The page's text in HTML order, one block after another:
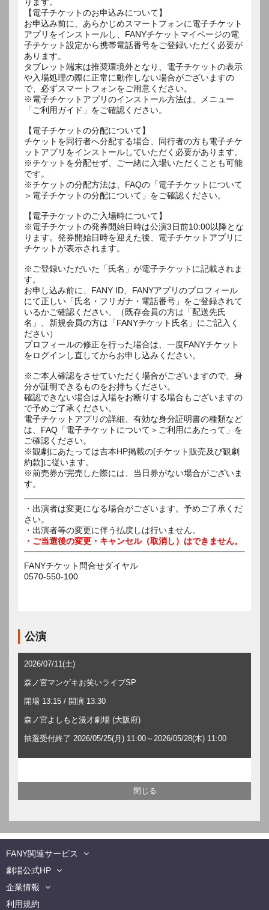
【電子チケットのお申込みについて】
お申込み前に、あらかじめスマートフォンに電子チケット
アプリをインストールし、FANYチケットマイページの電
子チケット設定から携帯電話番号をご登録いただく必要が
あります。
タブレット端末は推奨環境外となり、電子チケットの表示
や入場処理の際に正常に動作しない場合がございますの
で、必ずスマートフォンをご用意ください。
※電子チケットアプリのインストール方法は、メニュー
「ご利用ガイド」をご確認ください。
【電子チケットの分配について】
チケットを同行者へ分配する場合、同行者の方も電子チケ
ットアプリをインストールしていただく必要があります。
※チケットを分配せず、ご一緒に入場いただくことも可能
です。
※チケットの分配方法は、FAQの「電子チケットについて
＞電子チケットの分配について」をご確認ください。
【電子チケットのご入場時について】
※電子チケットの発券開始日時は公演3日前10:00以降とな
ります。発券開始日時を迎えた後、電子チケットアプリに
チケットが表示されます。
※ご登録いただいた「氏名」が電子チケットに記載されま
す。
お申し込み前に、FANY ID、FANYアプリのプロフィール
にて正しい「氏名・フリガナ・電話番号」をご登録されて
いるかご確認ください。（既存会員の方は「配送先氏
名」、新規会員の方は「FANYチケット氏名」にご記入く
ださい）
プロフィールの修正を行った場合は、一度FANYチケット
をログインし直してからお申し込みください。
※ご本人確認をさせていただく場合がございますので、身
分が証明できるものをお持ちください。
確認できない場合は入場をお断りする場合もございますの
で予めご了承ください。
電子チケットアプリの詳細、有効な身分証明書の種類など
は、FAQ「電子チケットについて＞ご利用にあたって」を
ご確認ください。
※観劇にあたっては吉本HP掲載の[チケット販売及び観劇
約款]に従います。
※前売券が完売した際には、当日券がない場合がございま
す。
・出演者は変更になる場合がございます。予めご了承くだ
さい。
・出演者等の変更に伴う払戻しは行いません。
・ご当選後の変更・キャンセル（取消し）はできません。
FANYチケット問合せダイヤル
0570-550-100
公演
2026/07/11(土)
森ノ宮マンゲキお笑いライブSP
開場 13:15 / 開演 13:30
森ノ宮よしもと漫才劇場 (大阪府)
抽選受付終了 2026/05/25(月) 11:00～2026/05/28(木) 11:00
FANY関連サービス
劇場公式HP
企業情報
利用規約